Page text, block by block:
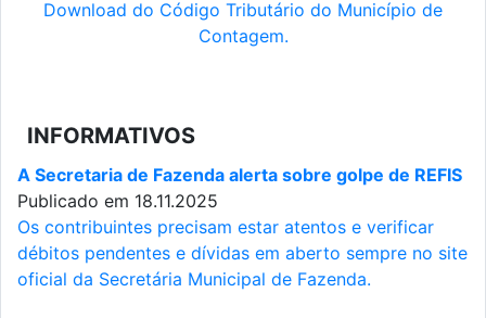
Download do Código Tributário do Município de
Contagem.
INFORMATIVOS
A Secretaria de Fazenda alerta sobre golpe de REFIS
Publicado em 18.11.2025
Os contribuintes precisam estar atentos e verificar
débitos pendentes e dívidas em aberto sempre no site
oficial da Secretária Municipal de Fazenda.